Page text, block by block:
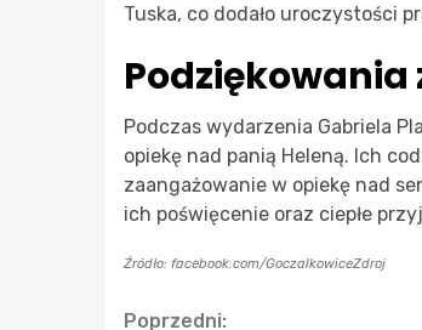
Tuska, co dodało uroczystości
Podziękowania
Podczas wydarzenia Gabriela
opiekę nad panią Heleną. Ich
zaangażowanie w opiekę nad
ich poświęcenie oraz ciepłe
Źródło: facebook.com/GoczalkowiceZdroj
Poprzedni: